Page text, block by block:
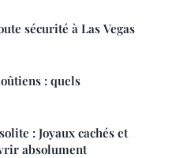
sécurité à Las Vegas
: quels
: Joyaux cachés et
absolument